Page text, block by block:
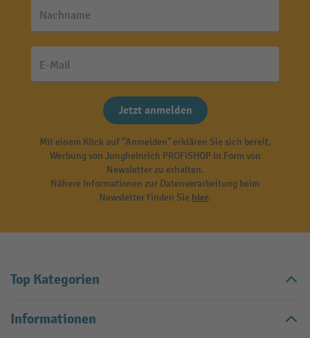
Nachname
E-Mail
Jetzt anmelden
Mit einem Klick auf "Anmelden" erklären Sie sich bereit,
Werbung von Jungheinrich PROFISHOP in Form von
Newsletter zu erhalten.
Nähere Informationen zur Datenverarbeitung beim
Newsletter finden Sie hier.
Top Kategorien
Informationen